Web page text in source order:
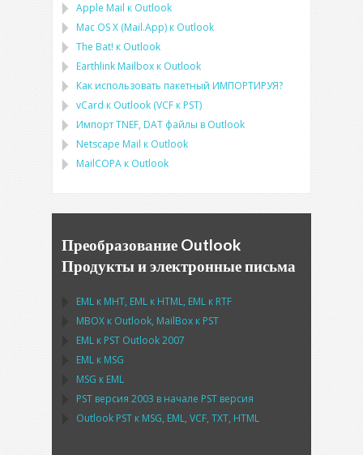
Apple Mail к Outlook
Mac OS X (Mail.App) к Outlook
The Bat! к Outlook
Earthlink Mailbox к Outlook
Как использовать пакетный ИМПОРТИРУЯ?
vCard к Outlook (VCF к PST)
ИмпортTNEF, DAT файлы в Outlook
Netscape Mail к Outlook
MailCOPA к Outlook
Преобразование Outlook
Продукты и электронные письма
EML к MHT, EML к HTML, EML к RTF
MBOX к Outlook, MailBox к PST
EML к PST Outlook2007
EML к MSG
MSG к EML
PST версия 2003 в начале PST версия
Outlook PST к MSG, EML, VCF, TXT, HTML